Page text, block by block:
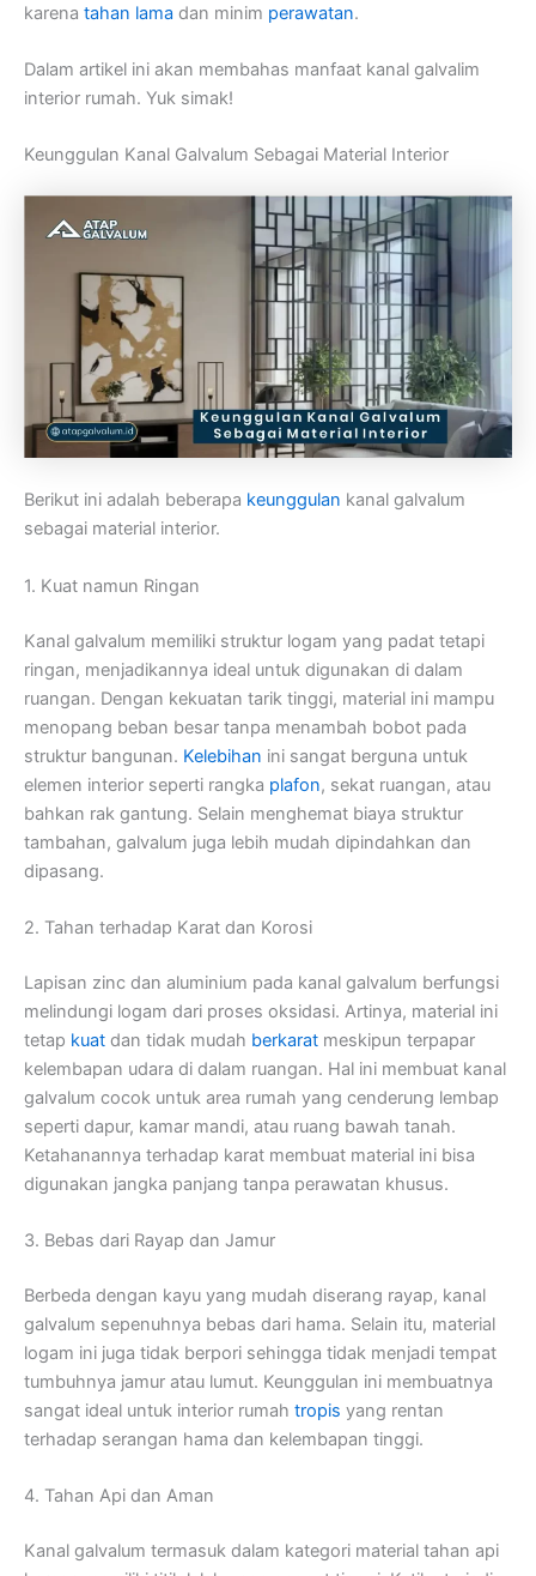
karena tahan lama dan minim perawatan.
Dalam artikel ini akan membahas manfaat kanal galvalim
interior rumah. Yuk simak!
Keunggulan Kanal Galvalum Sebagai Material Interior
Berikut ini adalah beberapa keunggulan kanal galvalum
sebagai material interior.
1. Kuat namun Ringan
Kanal galvalum memiliki struktur logam yang padat tetapi
ringan, menjadikannya ideal untuk digunakan di dalam
ruangan. Dengan kekuatan tarik tinggi, material ini mampu
menopang beban besar tanpa menambah bobot pada
struktur bangunan. Kelebihan ini sangat berguna untuk
elemen interior seperti rangka plafon, sekat ruangan, atau
bahkan rak gantung. Selain menghemat biaya struktur
tambahan, galvalum juga lebih mudah dipindahkan dan
dipasang.
2. Tahan terhadap Karat dan Korosi
Lapisan zinc dan aluminium pada kanal galvalum berfungsi
melindungi logam dari proses oksidasi. Artinya, material ini
tetap kuat dan tidak mudah berkarat meskipun terpapar
kelembapan udara di dalam ruangan. Hal ini membuat kanal
galvalum cocok untuk area rumah yang cenderung lembap
seperti dapur, kamar mandi, atau ruang bawah tanah.
Ketahanannya terhadap karat membuat material ini bisa
digunakan jangka panjang tanpa perawatan khusus.
3. Bebas dari Rayap dan Jamur
Berbeda dengan kayu yang mudah diserang rayap, kanal
galvalum sepenuhnya bebas dari hama. Selain itu, material
logam ini juga tidak berpori sehingga tidak menjadi tempat
tumbuhnya jamur atau lumut. Keunggulan ini membuatnya
sangat ideal untuk interior rumah tropis yang rentan
terhadap serangan hama dan kelembapan tinggi.
4. Tahan Api dan Aman
Kanal galvalum termasuk dalam kategori material tahan api